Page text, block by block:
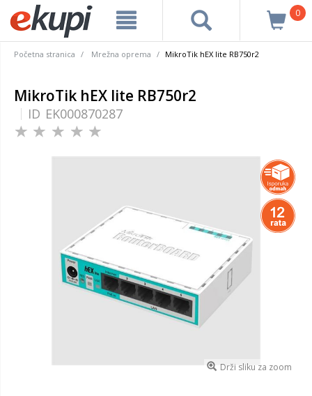
0
Početna stranica Mrežna oprema MikroTik hEX lite RB750r2
MikroTik hEX lite RB750r2
ID EK000870287
Drži sliku za zoom